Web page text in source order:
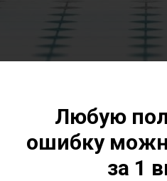
Любую
ошибку
за 1